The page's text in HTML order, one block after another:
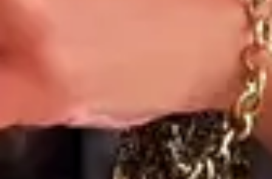
Pix Parcelado em até 4x sem juros em compras acima de
🔒Compra Garantida.
Produto nacional: AMÔ Brand.